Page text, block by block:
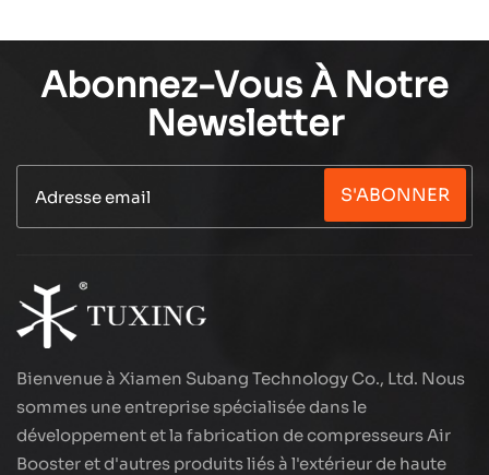
Abonnez-Vous À Notre
Newsletter
S'ABONNER
Bienvenue à Xiamen Subang Technology Co., Ltd. Nous
sommes une entreprise spécialisée dans le
développement et la fabrication de compresseurs Air
Booster et d'autres produits liés à l'extérieur de haute